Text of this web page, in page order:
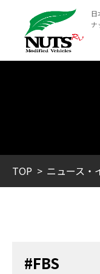
日
ナ
TOP ニュース・
#FBS